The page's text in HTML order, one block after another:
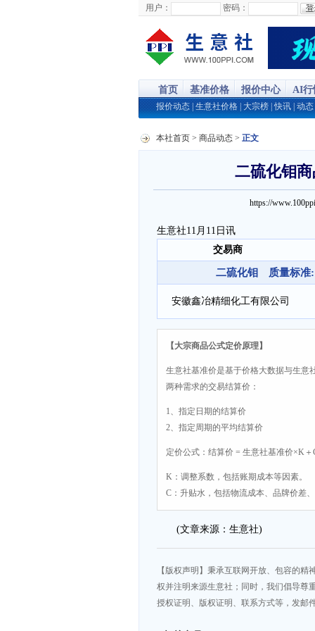
用户： 密码：
首页 基准价格 报价中心 AI行
报价动态 生意社价格 大宗榜 |快讯 动态
本社首页 > 商品动态 > 正文
二硫化钼商
https://
生意社11月11日讯
交易商
二硫化钼 质量标准:
安徽鑫冶精细化工有限公司
【大宗商品公式定价原理】
生意社基准价是基于价格大数据与生意
两种需求的交易结算价：
1、指定日期的结算价
2、指定周期的平均结算价
定价公式：结算价 = 生意社基准价×K＋
K：调整系数，包括账期成本等因素。
C：升贴水，包括物流成本、品牌价差
(文章来源：生意社)
【版权声明】秉承互联网开放、包容的
权并注明来源生意社；同时，我们倡导尊
授权证明、版权证明、联系方式等，发邮